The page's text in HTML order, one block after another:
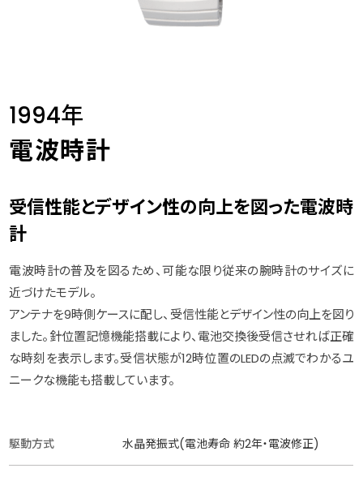
1994年
電波時計
受信性能とデザイン性の向上を図った電波時
計
電波時計の普及を図るため、可能な限り従来の腕時計のサイズに
近づけたモデル。
アンテナを9時側ケースに配し、受信性能とデザイン性の向上を図り
ました。針位置記憶機能搭載により、電池交換後受信させれば正確
な時刻を表示します。受信状態が12時位置のLEDの点滅でわかるユ
ニークな機能も搭載しています。
駆動方式 水晶発振式(電池寿命 約2年・電波修正)